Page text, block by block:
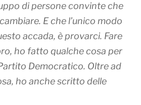
di persone convinte che
E che l’unico modo
accada, è provarci. Fare
ho fatto qualche cosa per
Democratico. Oltre ad
ho anche scritto delle